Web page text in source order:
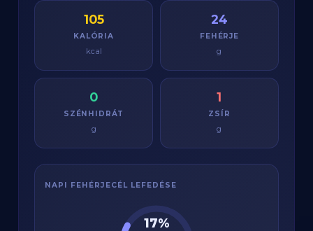
105
KALÓRIA
kcal
24
FEHÉRJE
g
0
SZÉNHIDRÁT
g
1
ZSÍR
g
NAPI FEHÉRJECÉL LEFEDÉSE
17%